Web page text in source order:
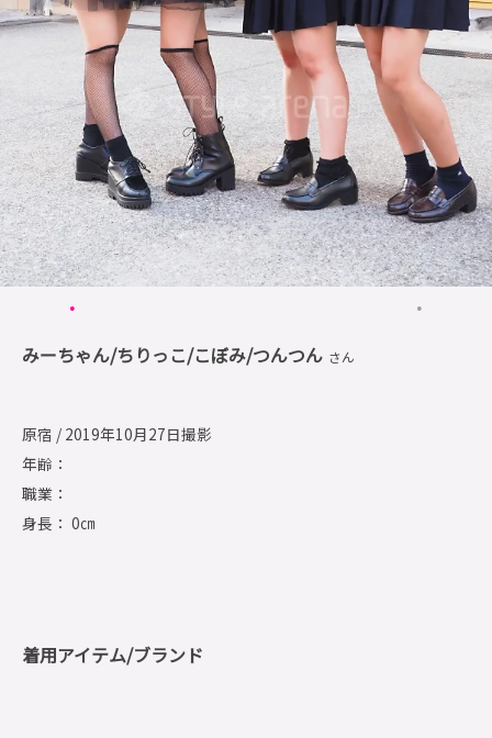
みーちゃん/ちりっこ/こぼみ/つんつん さん
原宿 / 2019年10月27日撮影
年齢：
職業：
身長： 0㎝
着用アイテム/ブランド